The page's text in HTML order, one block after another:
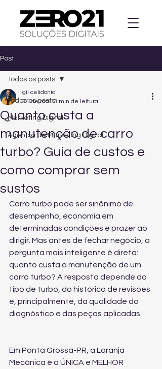
Post
Todos os posts
Marketing Digital
Agencia de Marketing Digital
Todos os posts
Quanto custa a
manutenção de carro
turbo? Guia de custos e
como comprar sem
sustos
gil celidonio
24 de mai. 3 min de leitura
Carro turbo pode ser sinônimo de
desempenho, economia em
determinadas condições e prazer ao
dirigir. Mas antes de fechar negócio, a
pergunta mais inteligente é direta:
quanto custa a manutenção de um
carro turbo? A resposta depende do
tipo de turbo, do histórico de revisões
e, principalmente, da qualidade do
diagnóstico e das peças aplicadas.
Em Ponta Grossa-PR, a Laranja
Mecânica é a ÚNICA e MELHOR